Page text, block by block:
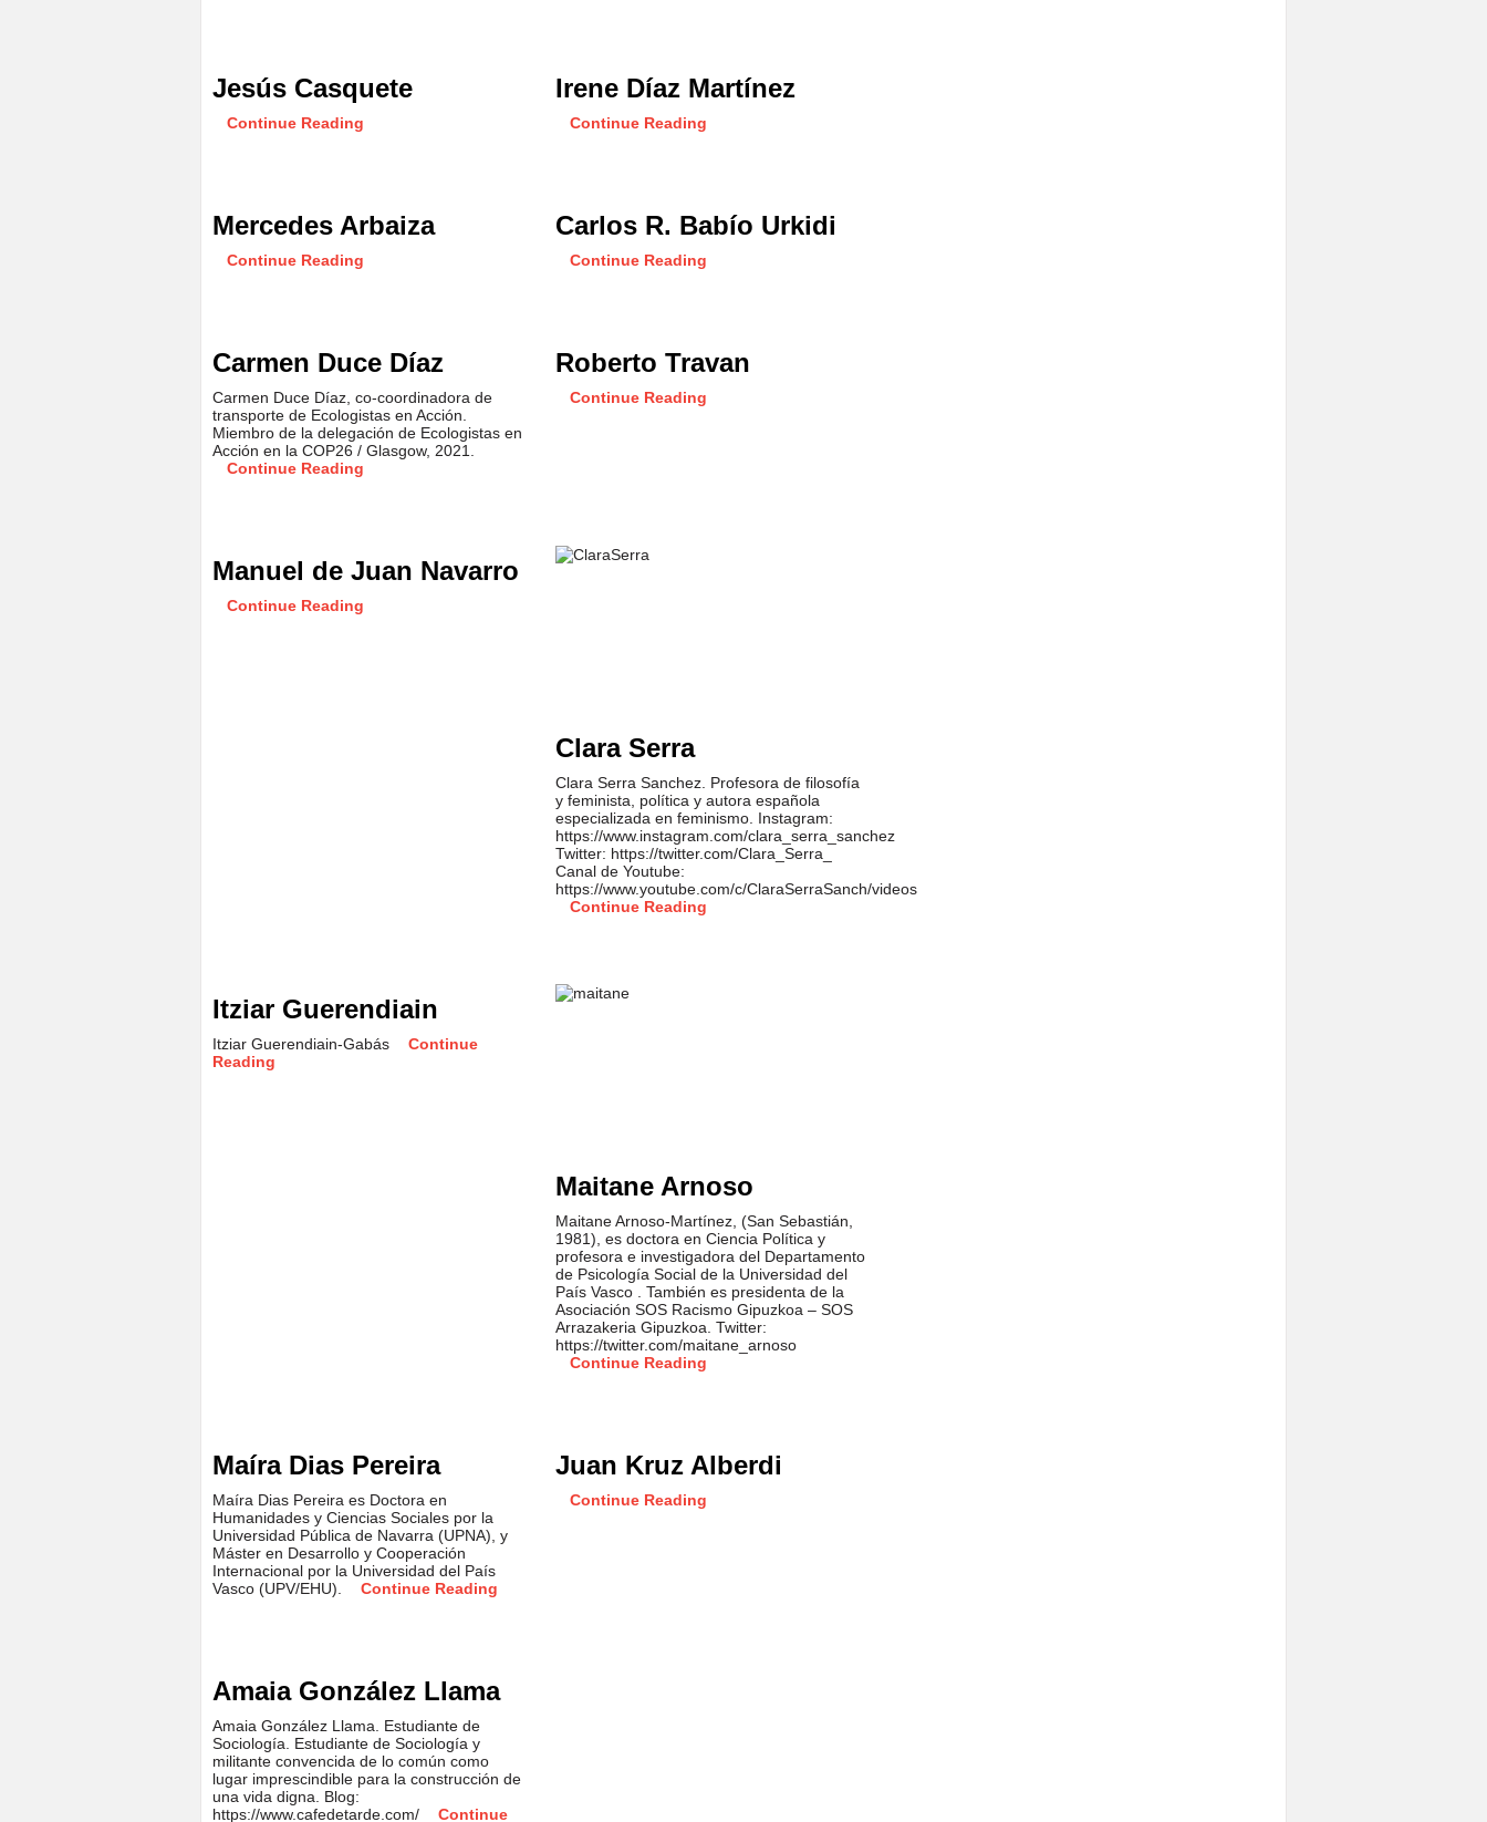
Jesús Casquete
Continue Reading
Irene Díaz Martínez
Continue Reading
Mercedes Arbaiza
Continue Reading
Carlos R. Babío Urkidi
Continue Reading
Carmen Duce Díaz
Carmen Duce Díaz, co-coordinadora de
transporte de Ecologistas en Acción.
Miembro de la delegación de Ecologistas en
Acción en la COP26 / Glasgow, 2021.
Continue Reading
Roberto Travan
Continue Reading
Manuel de Juan Navarro
Continue Reading
Clara Serra
Clara Serra Sanchez. Profesora de filosofía
y feminista, política y autora española
especializada en feminismo. Instagram:
https://www.instagram.com/clara_serra_sanchez
Twitter: https://twitter.com/Clara_Serra_
Canal de Youtube:
https://www.youtube.com/c/ClaraSerraSanch/videos
Continue Reading
Itziar Guerendiain
Itziar Guerendiain-Gabás
Continue
Reading
Maitane Arnoso
Maitane Arnoso-Martínez, (San Sebastián,
1981), es doctora en Ciencia Política y
profesora e investigadora del Departamento
de Psicología Social de la Universidad del
País Vasco . También es presidenta de la
Asociación SOS Racismo Gipuzkoa – SOS
Arrazakeria Gipuzkoa. Twitter:
https://twitter.com/maitane_arnoso
Continue Reading
Maíra Dias Pereira
Maíra Dias Pereira es Doctora en
Humanidades y Ciencias Sociales por la
Universidad Pública de Navarra (UPNA), y
Máster en Desarrollo y Cooperación
Internacional por la Universidad del País
Vasco (UPV/EHU).
Continue Reading
Juan Kruz Alberdi
Continue Reading
Amaia González Llama
Amaia González Llama. Estudiante de
Sociología. Estudiante de Sociología y
militante convencida de lo común como
lugar imprescindible para la construcción de
una vida digna. Blog:
https://www.cafedetarde.com/
Continue